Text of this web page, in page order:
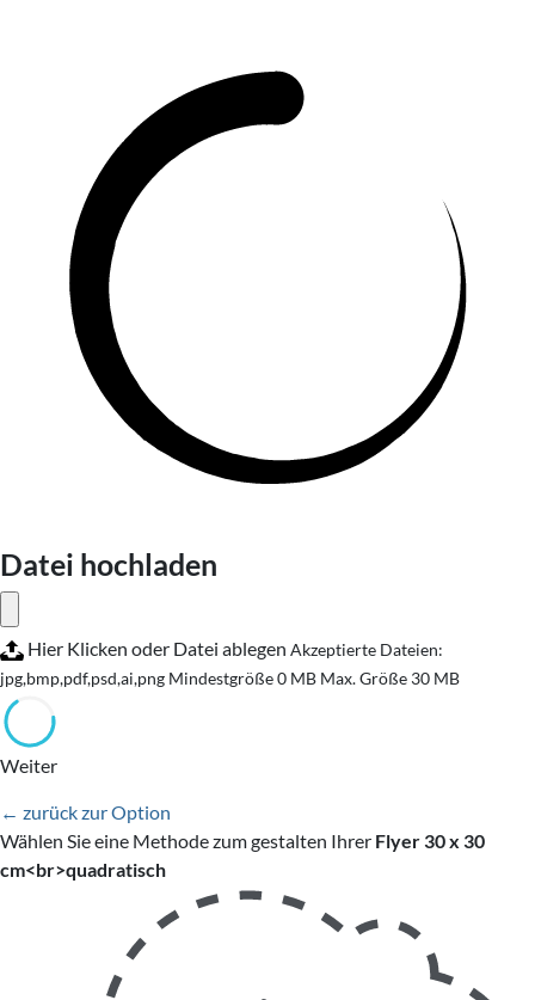
Datei hochladen
Hier Klicken oder Datei ablegen Akzeptierte Dateien:
jpg,bmp,pdf,psd,ai,png Mindestgröße 0 MB Max. Größe 30 MB
Weiter
← zurück zur Option
Wählen Sie eine Methode zum gestalten Ihrer Flyer 30 x 30
cm<br>quadratisch